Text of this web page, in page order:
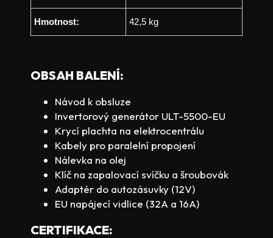
Hmotnost: 42,5 kg
OBSAH BALENÍ:
Návod k obsluze
Invertorový generátor ULT-5500-EU
Krycí plachta na elektrocentrálu
Kabely pro paralelní propojení
Nálevka na olej
Klíč na zapalovací svíčku a šroubovák
Adaptér do autozásuvky (12V)
EU napájecí vidlice (32A a 16A)
CERTIFIKACE: